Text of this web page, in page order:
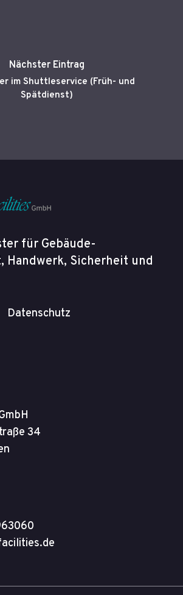
Nächster Eintrag
im Shuttleservice (Früh- und
Spätdienst)
für Gebäude­
Handwerk, Sicherheit und
Datenschutz
34